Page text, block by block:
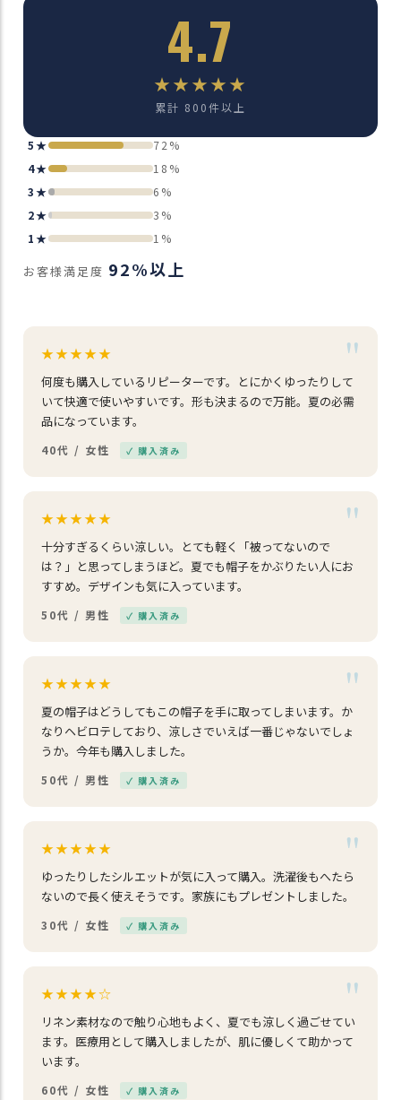
4.7
★★★★★
累計 800件以上
5★
72%
4★
18%
3★
6%
2★
3%
1★
1%
お客様満足度 92%以上
★★★★★
何度も購入しているリピーターです。とにかくゆったりして
いて快適で使いやすいです。形も決まるので万能。夏の必需
品になっています。
40代 / 女性 ✓ 購入済み
★★★★★
十分すぎるくらい涼しい。とても軽く「被ってないので
は？」と思ってしまうほど。夏でも帽子をかぶりたい人にお
すすめ。デザインも気に入っています。
50代 / 男性 ✓ 購入済み
★★★★★
夏の帽子はどうしてもこの帽子を手に取ってしまいます。か
なりヘビロテしており、涼しさでいえば一番じゃないでしょ
うか。今年も購入しました。
50代 / 男性 ✓ 購入済み
★★★★★
ゆったりしたシルエットが気に入って購入。洗濯後もへたら
ないので長く使えそうです。家族にもプレゼントしました。
30代 / 女性 ✓ 購入済み
★★★★☆
リネン素材なので触り心地もよく、夏でも涼しく過ごせてい
ます。医療用として購入しましたが、肌に優しくて助かって
います。
60代 / 女性 ✓ 購入済み